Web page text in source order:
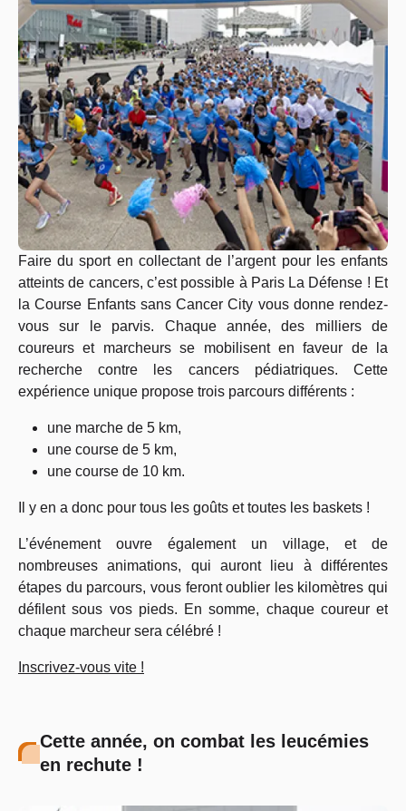
Faire du sport en collectant de l’argent pour les enfants
atteints de cancers, c’est possible à Paris La Défense ! Et
la Course Enfants sans Cancer City vous donne rendez-
vous sur le parvis. Chaque année, des milliers de
coureurs et marcheurs se mobilisent en faveur de la
recherche contre les cancers pédiatriques. Cette
expérience unique propose trois parcours différents :
une marche de 5 km,
une course de 5 km,
une course de 10 km.
Il y en a donc pour tous les goûts et toutes les baskets !
L’événement ouvre également un village, et de
nombreuses animations, qui auront lieu à différentes
étapes du parcours, vous feront oublier les kilomètres qui
défilent sous vos pieds. En somme, chaque coureur et
chaque marcheur sera célébré !
Inscrivez-vous vite !
Cette année, on combat les leucémies
en rechute !